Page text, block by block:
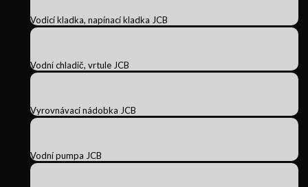
Vodicí kladka, napínací kladka JCB
Vodní chladič, vrtule JCB
Vyrovnávací nádobka JCB
Vodní pumpa JCB